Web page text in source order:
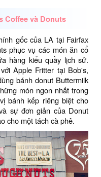
Coffee và Donuts
gốc của LA tại Fairfax
phục vụ các món ăn cổ
hàng kiểu quầy lịch sử.
Apple Fritter tại Bob's,
bánh donut Buttermilk
món ngon nhất trong
bánh kếp riêng biệt cho
sự đơn giản của Donut
cho một tách cà phê.